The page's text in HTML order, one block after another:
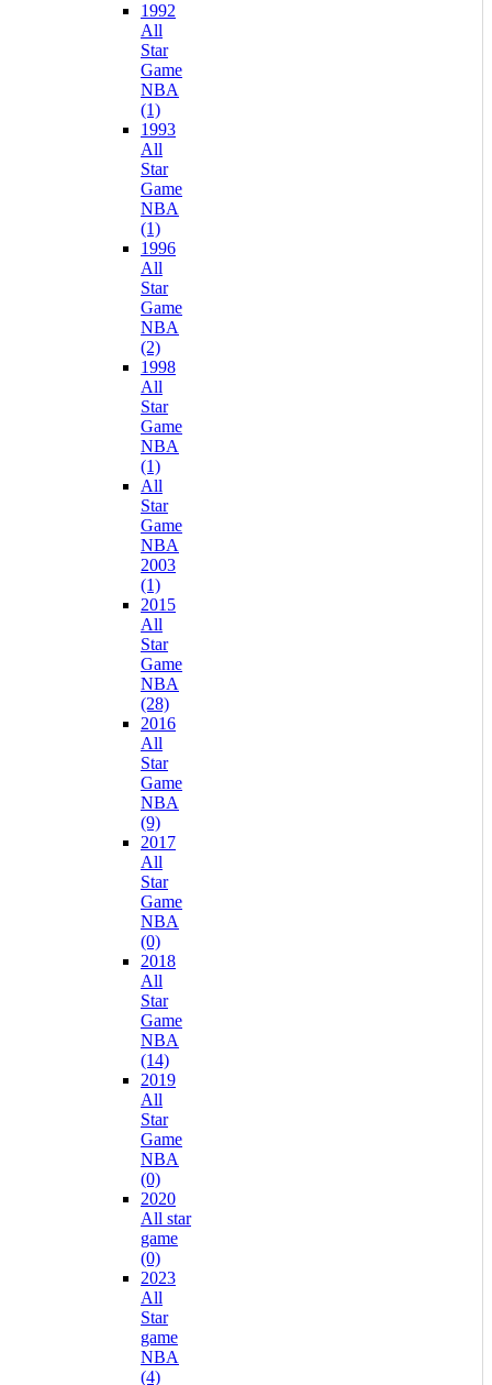
1992
All
Star
Game
NBA
(1)
1993
All
Star
Game
NBA
(1)
1996
All
Star
Game
NBA
(2)
1998
All
Star
Game
NBA
(1)
All
Star
Game
NBA
2003
(1)
2015
All
Star
Game
NBA
(28)
2016
All
Star
Game
NBA
(9)
2017
All
Star
Game
NBA
(0)
2018
All
Star
Game
NBA
(14)
2019
All
Star
Game
NBA
(0)
2020
All star
game
(0)
2023
All
Star
game
NBA
(4)